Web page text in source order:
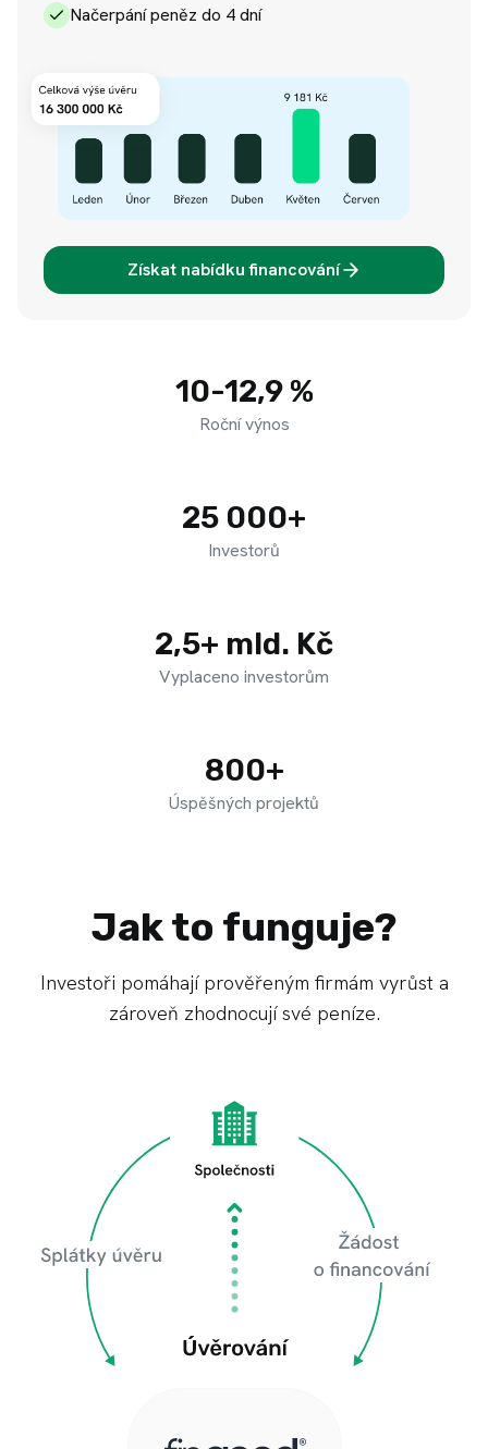
Načerpání peněz do 4 dní
Získat nabídku financování
10-12,9 %
Roční výnos
25 000+
Investorů
2,5+ mld. Kč
Vyplaceno investorům
800+
Úspěšných projektů
Jak to funguje?
Investoři pomáhají prověřeným firmám vyrůst a
zároveň zhodnocují své peníze.